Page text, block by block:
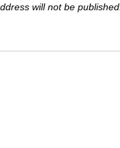
will not be published.